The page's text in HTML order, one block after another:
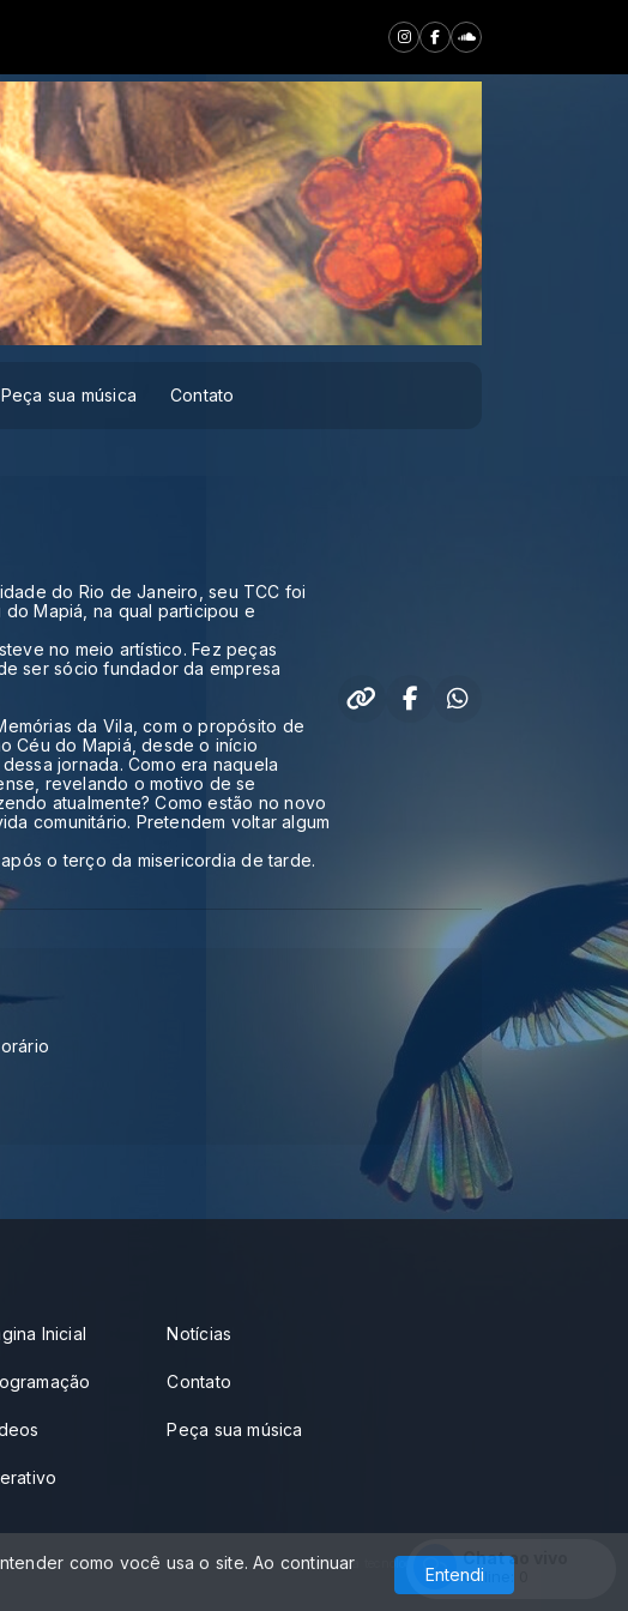
Peça sua música Contato
do Rio de Janeiro, seu TCC foi
Mapiá, na qual participou e
no meio artístico. Fez peças
ser sócio fundador da empresa
da Vila, com o propósito de
Céu do Mapiá, desde o início
jornada. Como era naquela
revelando o motivo de se
atualmente? Como estão no novo
comunitário. Pretendem voltar algum
o terço da misericordia de tarde.
Inicial Notícias
Contato
Peça sua música
Com a tecnologia
como você usa o site. Ao continuar
Entendi
Chat ao vivo
Online: